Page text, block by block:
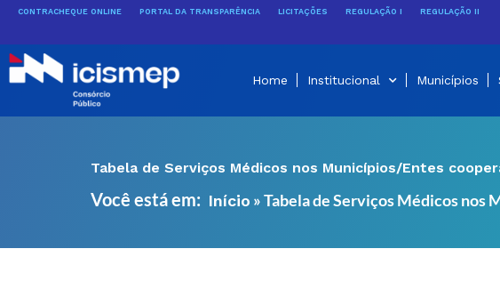
conteúdo
CONTRACHEQUE ONLINE PORTAL DA TRANSPARÊNCIA LICITAÇÕES REGULAÇÃO I REGULAÇÃO II
Home Institucional Municípios
Tabela de Serviços Médicos nos Municípios/Entes
Você está em: Início »Tabela de Serviços Médicos nos